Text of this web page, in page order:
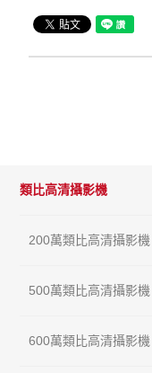
類比高清攝影機
200萬類比高清攝影機
500萬類比高清攝影機
600萬類比高清攝影機